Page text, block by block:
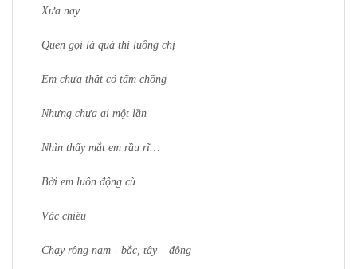
Xưa nay
Quen gọi là quá thì luỗng chị
Em chưa thật có tấm chồng
Nhưng chưa ai một lần
Nhìn thấy mắt em rầu rĩ…
Bởi em luôn động cù
Vác chiếu
Chạy rông nam - bắc, tây – đông